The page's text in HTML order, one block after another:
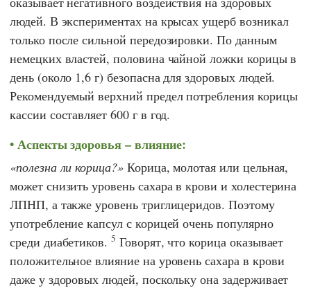
людей. В экспериментах на крысах ущерб возникал
только после сильной передозировки. По данным
немецких властей, половина чайной ложки корицы в
день (около 1,6 г) безопасна для здоровых людей.
Рекомендуемый верхний предел потребления корицы
кассии составляет 600 г в год.
Аспекты здоровья – влияние:
полезна ли корица? Корица, молотая или цельная,
может снизить уровень сахара в крови и холестерина
ЛПНП, а также уровень триглицеридов. Поэтому
употребление капсул с корицей очень популярно
среди диабетиков.5 Говорят, что корица оказывает
положительное влияние на уровень сахара в крови
даже у здоровых людей, поскольку она задерживает